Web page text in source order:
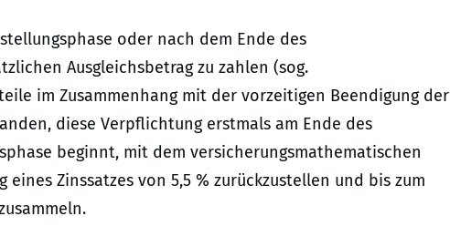
oder nach dem Ende des
Ausgleichsbetrag zu zahlen (sog.
im Zusammenhang mit der vorzeitigen Beendigung der
diese Verpflichtung erstmals am Ende des
beginnt, mit dem versicherungsmathematischen
Zinssatzes von 5,5 % zurückzustellen und bis zum